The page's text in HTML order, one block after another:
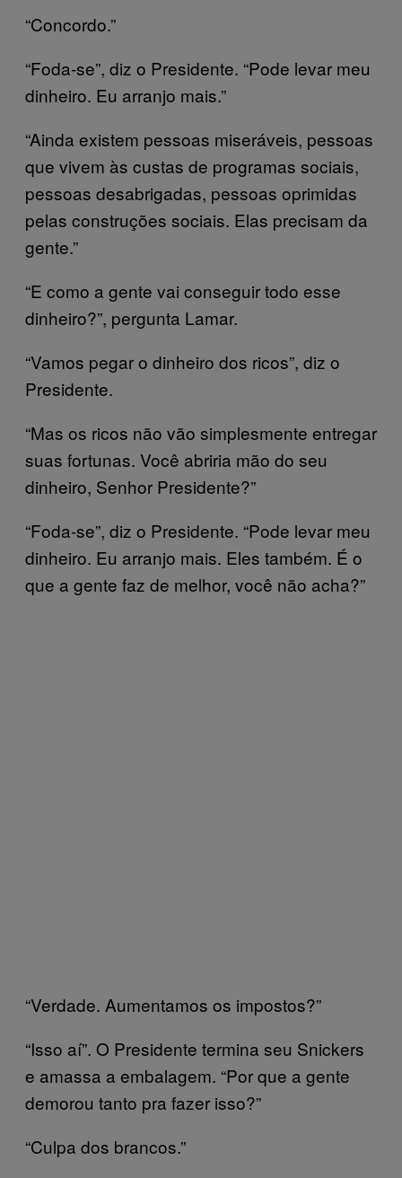
“Concordo.”
“Foda-se”, diz o Presidente. “Pode levar meu
dinheiro. Eu arranjo mais.”
“Ainda existem pessoas miseráveis, pessoas
que vivem às custas de programas sociais,
pessoas desabrigadas, pessoas oprimidas
pelas construções sociais. Elas precisam da
gente.”
“E como a gente vai conseguir todo esse
dinheiro?”, pergunta Lamar.
“Vamos pegar o dinheiro dos ricos”, diz o
Presidente.
“Mas os ricos não vão simplesmente entregar
suas fortunas. Você abriria mão do seu
dinheiro, Senhor Presidente?”
“Foda-se”, diz o Presidente. “Pode levar meu
dinheiro. Eu arranjo mais. Eles também. É o
que a gente faz de melhor, você não acha?”
“Verdade. Aumentamos os impostos?”
“Isso aí”. O Presidente termina seu Snickers
e amassa a embalagem. “Por que a gente
demorou tanto pra fazer isso?”
“Culpa dos brancos.”